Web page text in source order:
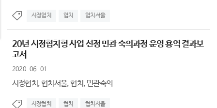
시정협치 협치 협치서울
20년 시정협치형 사업 선정 민관 숙의과정 운영 용역 결과보
고서
2020-06-01
시정협치, 협치서울, 협치, 민관숙의
시정협치 협치 협치서울